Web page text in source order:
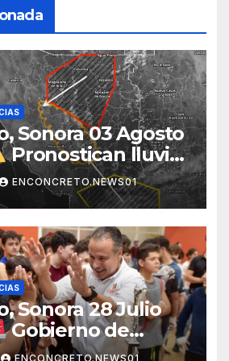
Sonora 03 Agosto
Pronostican lluvias
esta noche;
registra
de
ENCONCRETO.NEWS01
Sonora 28 Julio
Gobierno de
mantiene
ENCONCRETO.NEWS01